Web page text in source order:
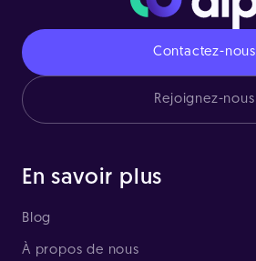
Contactez-nous
Rejoignez-nous
En savoir plus
Blog
À propos de nous